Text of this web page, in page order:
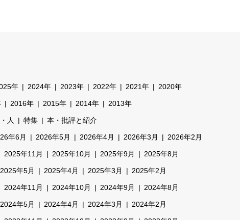
年 2024年 2023年 2022年 2021年 2020年
2016年 2015年 2014年 2013年
人 特集 本・批評と紹介
年6月 2026年5月 2026年4月 2026年3月 2026年2月
2025年11月 2025年10月 2025年9月 2025年8月
2025年5月 2025年4月 2025年3月 2025年2月
2024年11月 2024年10月 2024年9月 2024年8月
2024年5月 2024年4月 2024年3月 2024年2月